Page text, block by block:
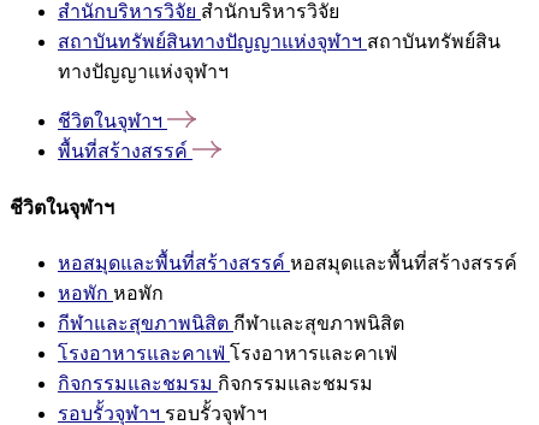
สำนักบริหารวิจัย สำนักบริหารวิจัย
สถาบันทรัพย์สินทางปัญญาแห่งจุฬาฯ สถาบันทรัพย์สิน
ทางปัญญาแห่งจุฬาฯ
ชีวิตในจุฬาฯ
พื้นที่สร้างสรรค์
ชีวิตในจุฬาฯ
หอสมุดและพื้นที่สร้างสรรค์ หอสมุดและพื้นที่สร้างสรรค์
หอพัก หอพัก
กีฬาและสุขภาพนิสิต กีฬาและสุขภาพนิสิต
โรงอาหารและคาเฟ่ โรงอาหารและคาเฟ่
กิจกรรมและชมรม กิจกรรมและชมรม
รอบรั้วจุฬาฯ รอบรั้วจุฬาฯ